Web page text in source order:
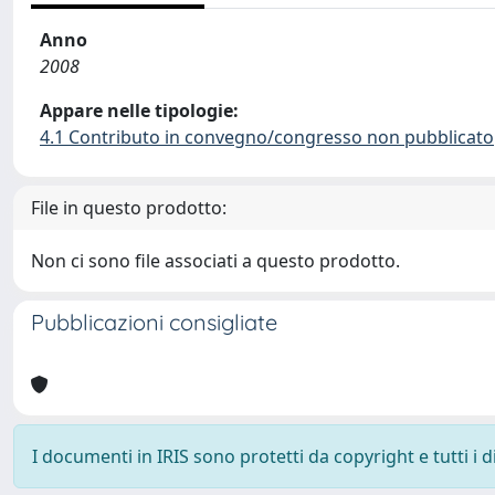
Anno
2008
Appare nelle tipologie:
4.1 Contributo in convegno/congresso non pubblicato
File in questo prodotto:
Non ci sono file associati a questo prodotto.
Pubblicazioni consigliate
I documenti in IRIS sono protetti da copyright e tutti i